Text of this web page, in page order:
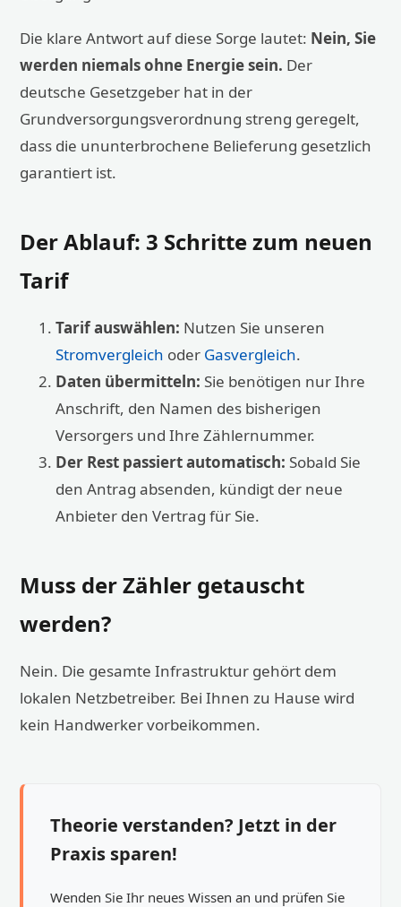
Die klare Antwort auf diese Sorge lautet: Nein, Sie
werden niemals ohne Energie sein. Der
deutsche Gesetzgeber hat in der
Grundversorgungsverordnung streng geregelt,
dass die ununterbrochene Belieferung gesetzlich
garantiert ist.
Der Ablauf: 3 Schritte zum neuen
Tarif
Tarif auswählen: Nutzen Sie unseren
Stromvergleich oder Gasvergleich.
Daten übermitteln: Sie benötigen nur Ihre
Anschrift, den Namen des bisherigen
Versorgers und Ihre Zählernummer.
Der Rest passiert automatisch: Sobald Sie
den Antrag absenden, kündigt der neue
Anbieter den Vertrag für Sie.
Muss der Zähler getauscht
werden?
Nein. Die gesamte Infrastruktur gehört dem
lokalen Netzbetreiber. Bei Ihnen zu Hause wird
kein Handwerker vorbeikommen.
Theorie verstanden? Jetzt in der
Praxis sparen!
Wenden Sie Ihr neues Wissen an und prüfen Sie